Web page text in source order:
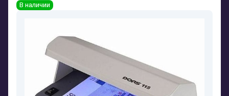
В наличии